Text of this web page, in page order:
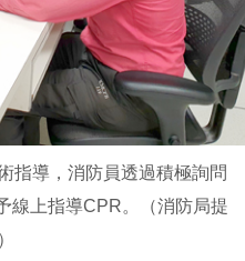
指導，消防員透過積極詢問
線上指導CPR。（消防局提